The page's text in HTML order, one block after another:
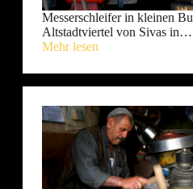
Messerschleifer in kleinen
Altstadtviertel von Sivas in…
Mehr lesen